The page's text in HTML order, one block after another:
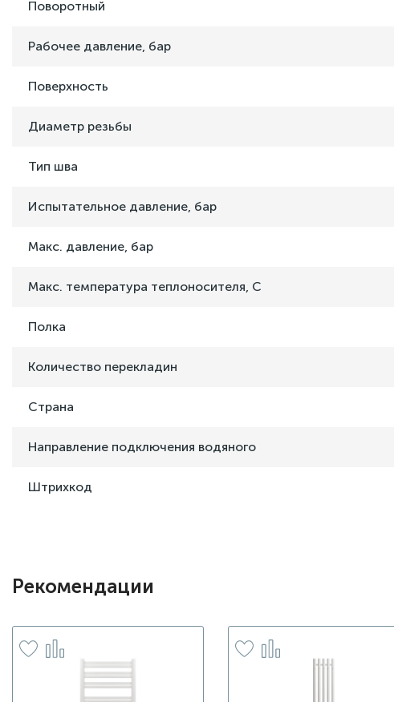
Поворотный
Рабочее давление, бар
Поверхность
Диаметр резьбы
Тип шва
Испытательное давление, бар
Макс. давление, бар
Макс. температура теплоносителя, C
Полка
Количество перекладин
Страна
Направление подключения водяного
Штрихкод
Рекомендации